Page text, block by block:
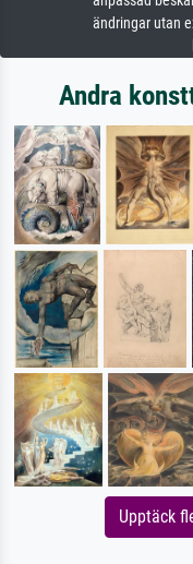
ändringar utan
Andra
Upptäck